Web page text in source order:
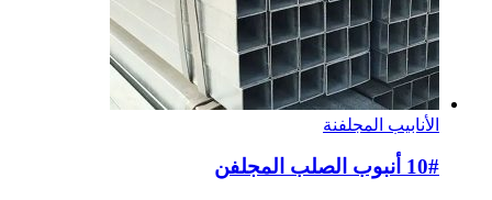
الأنابيب المجلفنة
10# أنبوب الصلب المجلفن